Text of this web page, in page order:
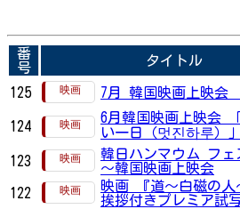
番
号
タイトル
125 7月 韓国映画上映会
124
6月韓国映画上映会
い一日（멋진하루）」
123
韓日ハンマウム フェ
～韓国映画上映会
122
映画 『道〜白磁の
挨拶付きプレミア試